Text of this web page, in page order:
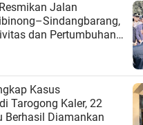
Jalan
dan Pertumbuhan
Selatan
Kasus
Tarogong Kaler, 22
Berhasil Diamankan